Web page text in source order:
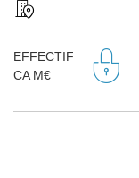
EFFECTIF
CA M€